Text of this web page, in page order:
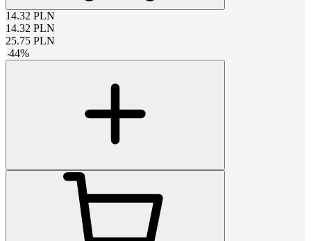
14.32 PLN
14.32 PLN
25.75 PLN
-44%